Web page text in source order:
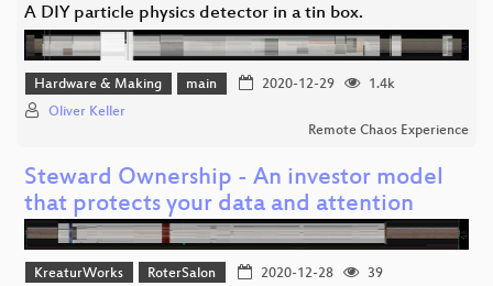
A DIY particle physics detector in a tin box.
Hardware & Making main 2020-12-29
1.4k
Oliver Keller
Remote Chaos Experience
Steward Ownership - An investor model
that protects your data and attention
KreaturWorks RoterSalon 2020-12-28
39